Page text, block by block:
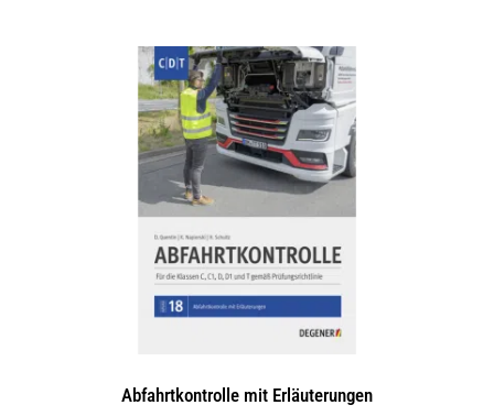
Abfahrtkontrolle mit Erläuterungen